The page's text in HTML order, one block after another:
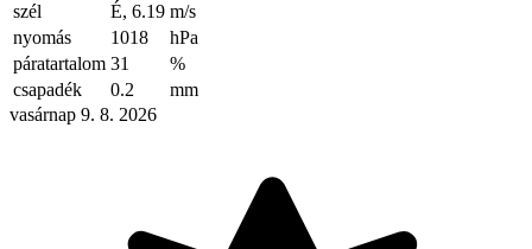
szél
É, 6.19 m/s
nyomás
1018
hPa
páratartalom 31
%
csapadék
0.2
mm
vasárnap 9. 8. 2026